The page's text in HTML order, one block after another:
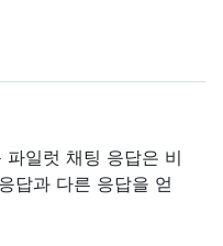
일럿 채팅 응답은 비
답과 다른 응답을 얻